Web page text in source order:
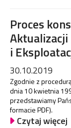
Proces
i
30.10.2019
Zgodnie z
dnia 10 kwietnia
przedstawiamy
formacie PDF).
Czytaj więcej